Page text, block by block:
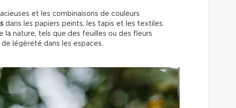
et les combinaisons de couleurs
dans les papiers peints, les tapis et les textiles.
la nature, tels que des feuilles ou des fleurs
légèreté dans les espaces.